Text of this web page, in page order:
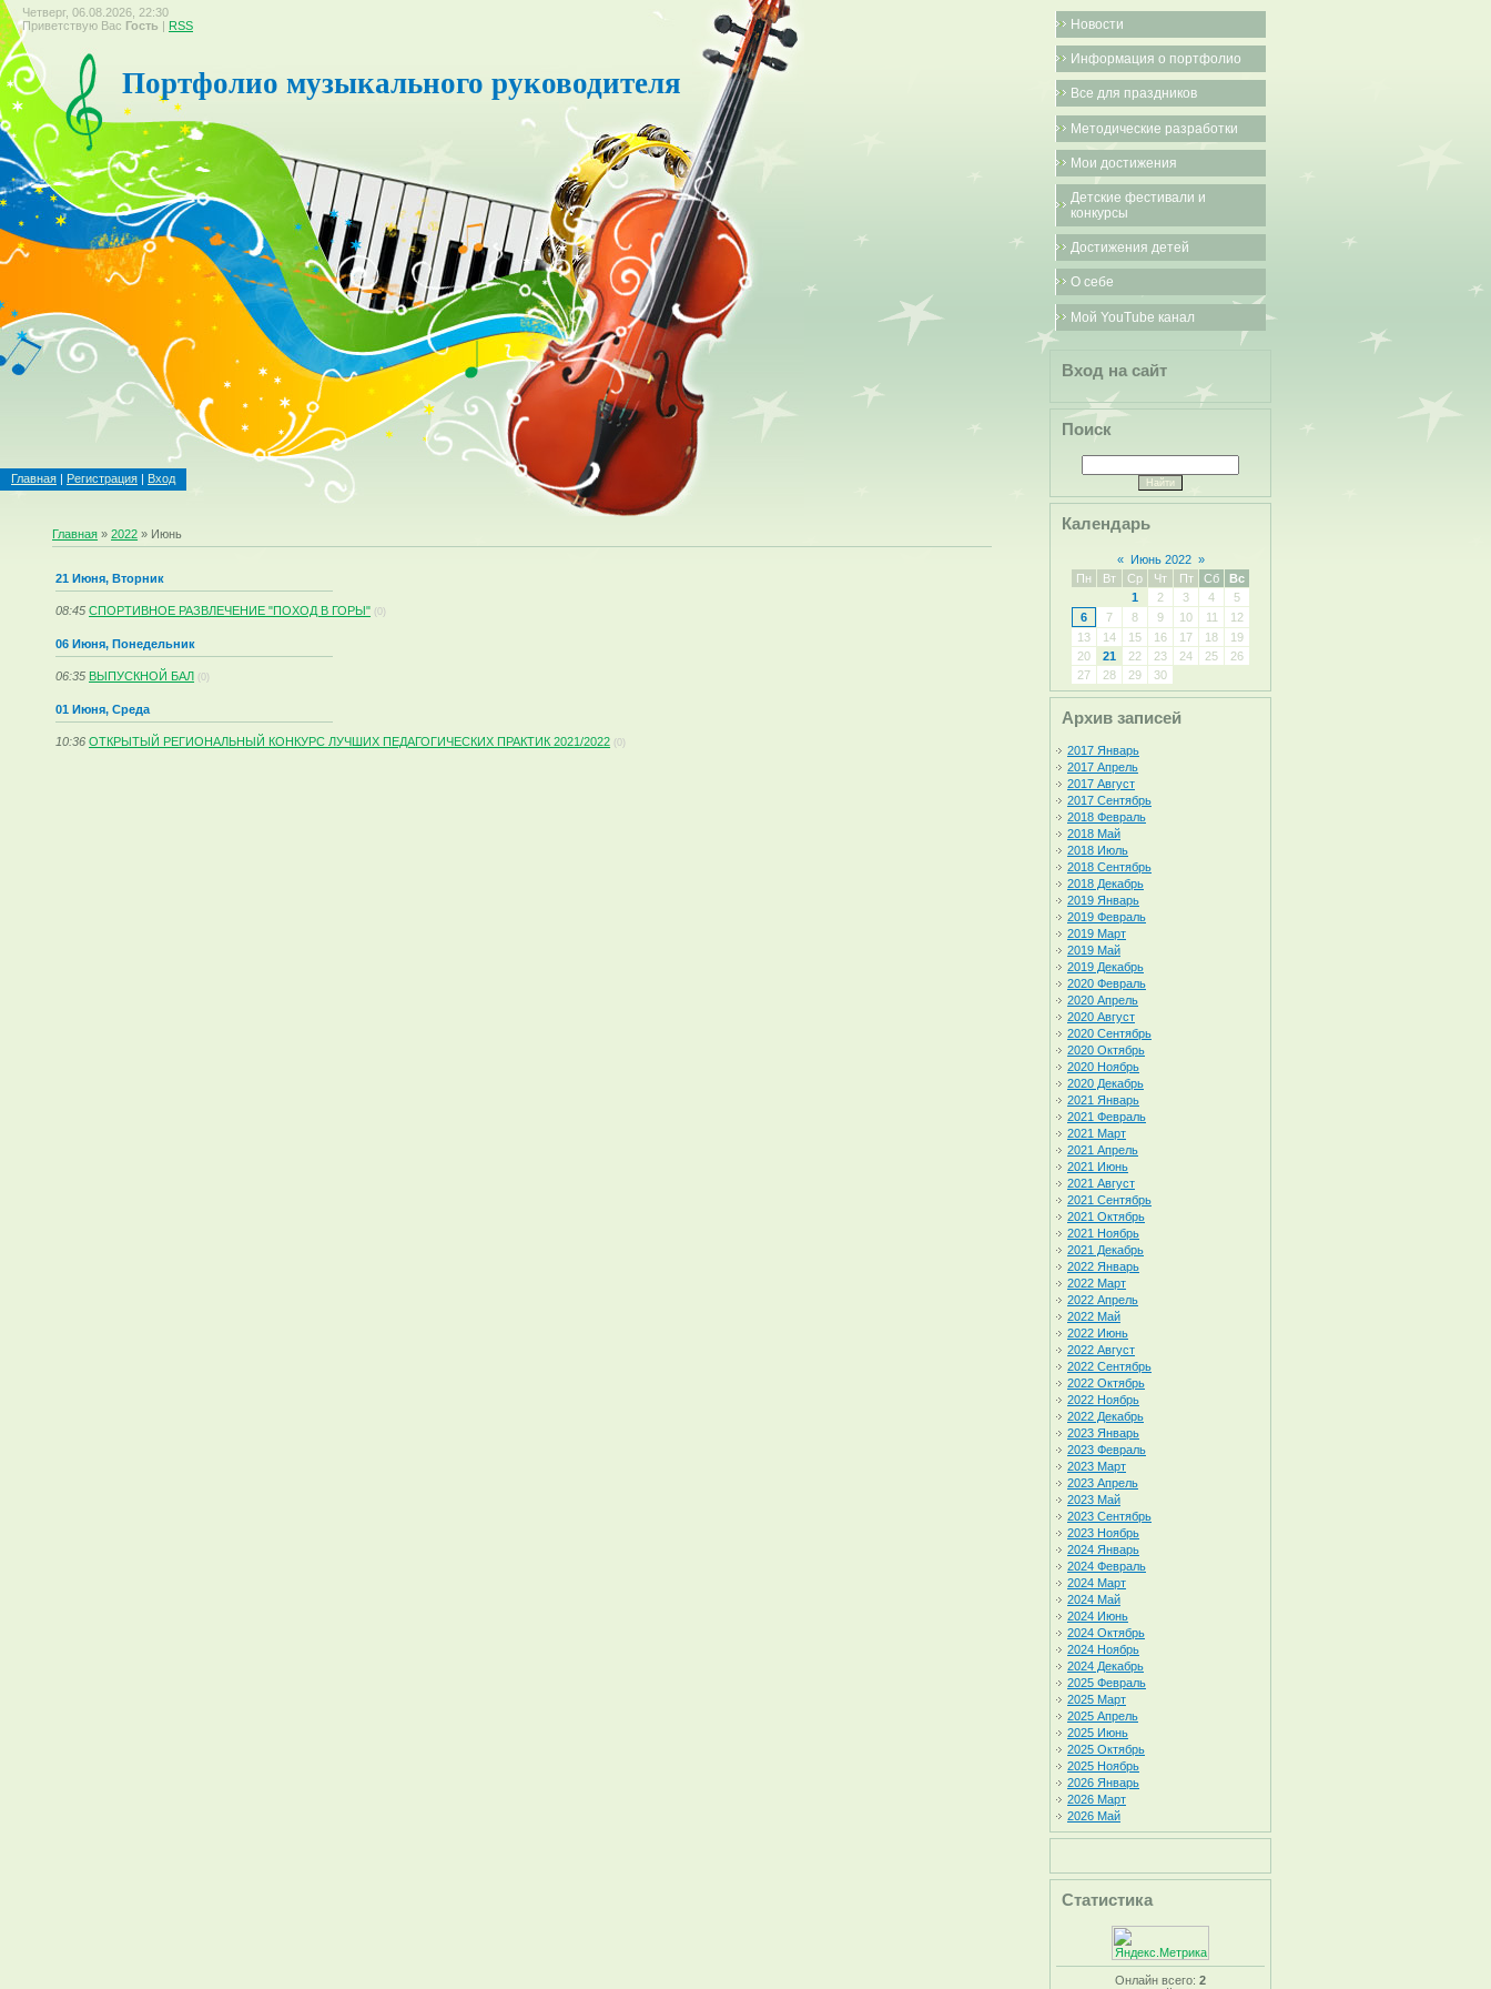
Четверг, 06.08.2026, 22:30
Приветствую Вас Гость | RSS
Портфолио музыкального руководителя
Главная | Регистрация | Вход
Главная »2022 » Июнь
21 Июня, Вторник
08:45 СПОРТИВНОЕ РАЗВЛЕЧЕНИЕ "ПОХОД В ГОРЫ" (0)
06 Июня, Понедельник
06:35 ВЫПУСКНОЙ БАЛ (0)
01 Июня, Среда
10:36 ОТКРЫТЫЙ РЕГИОНАЛЬНЫЙ КОНКУРС ЛУЧШИХ ПЕДАГОГИЧЕСКИХ ПРАКТИК 2021/2022 (0)
Новости
Информация о портфолио
Все для праздников
Методические разработки
Мои достижения
Детские фестивали и
конкурсы
Достижения детей
О себе
Мой YouTube канал
Вход на сайт
Поиск
Календарь
« Июнь 2022 »
Пн
Вт Ср Чт Пт Сб
Вс
1
2 3 4
5
6
7 8 9 10 11
12
13
14 15 16 17 18
19
20
21 22 23 24 25
26
27
28 29 30
Архив записей
2017 Январь
2017 Апрель
2017 Август
2017 Сентябрь
2018 Февраль
2018 Май
2018 Июль
2018 Сентябрь
2018 Декабрь
2019 Январь
2019 Февраль
2019 Март
2019 Май
2019 Декабрь
2020 Февраль
2020 Апрель
2020 Август
2020 Сентябрь
2020 Октябрь
2020 Ноябрь
2020 Декабрь
2021 Январь
2021 Февраль
2021 Март
2021 Апрель
2021 Июнь
2021 Август
2021 Сентябрь
2021 Октябрь
2021 Ноябрь
2021 Декабрь
2022 Январь
2022 Март
2022 Апрель
2022 Май
2022 Июнь
2022 Август
2022 Сентябрь
2022 Октябрь
2022 Ноябрь
2022 Декабрь
2023 Январь
2023 Февраль
2023 Март
2023 Апрель
2023 Май
2023 Сентябрь
2023 Ноябрь
2024 Январь
2024 Февраль
2024 Март
2024 Май
2024 Июнь
2024 Октябрь
2024 Ноябрь
2024 Декабрь
2025 Февраль
2025 Март
2025 Апрель
2025 Июнь
2025 Октябрь
2025 Ноябрь
2026 Январь
2026 Март
2026 Май
Статистика
Онлайн всего: 2